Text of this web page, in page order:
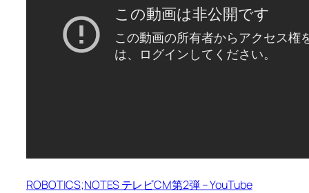
ROBOTICS;NOTES テレビCM第2弾 – YouTube